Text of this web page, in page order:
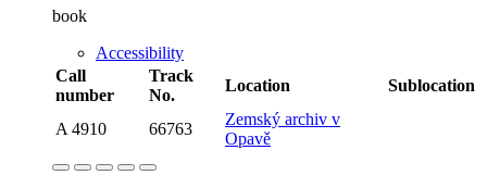
book
Accessibility
Call
number
Track
No.
Location Sublocation
A 4910 66763
Zemský archiv v
Opavě